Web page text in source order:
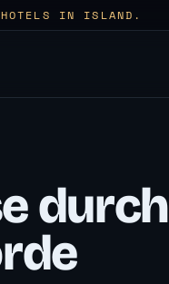
IN ISLAND.
durch